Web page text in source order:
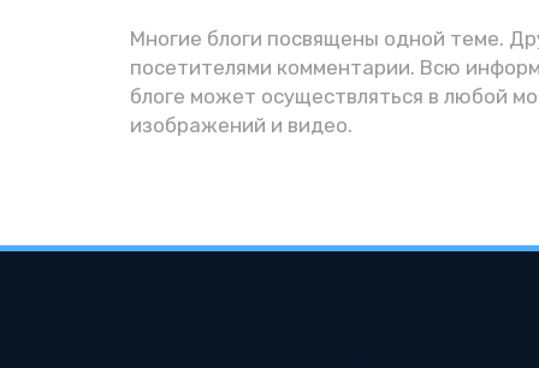
Многие блоги посвящены одной теме.
посетителями комментарии. Всю
блоге может осуществляться в любой
изображений и видео.